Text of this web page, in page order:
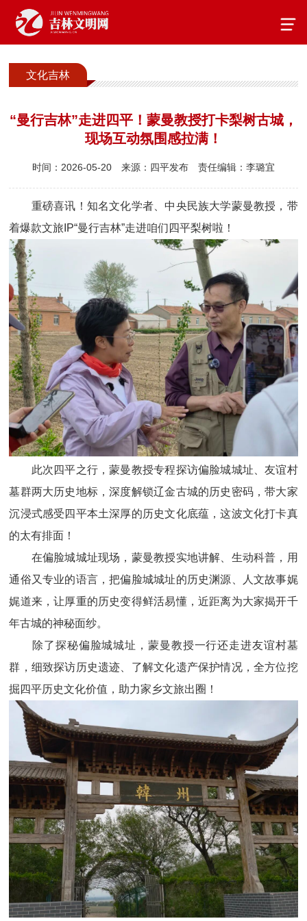
文化吉林
“曼行吉林”走进四平！蒙曼教授打卡梨树古城，
现场互动氛围感拉满！
时间：2026-05-20 来源：四平发布 责任编辑：李璐宜
重磅喜讯！知名文化学者、中央民族大学蒙曼教授，带
着爆款文旅IP“曼行吉林”走进咱们四平梨树啦！
此次四平之行，蒙曼教授专程探访偏脸城城址、友谊村
墓群两大历史地标，深度解锁辽金古城的历史密码，带大家
沉浸式感受四平本土深厚的历史文化底蕴，这波文化打卡真
的太有排面！
在偏脸城城址现场，蒙曼教授实地讲解、生动科普，用
通俗又专业的语言，把偏脸城城址的历史渊源、人文故事娓
娓道来，让厚重的历史变得鲜活易懂，近距离为大家揭开千
年古城的神秘面纱。
除了探秘偏脸城城址，蒙曼教授一行还走进友谊村墓
群，细致探访历史遗迹、了解文化遗产保护情况，全方位挖
掘四平历史文化价值，助力家乡文旅出圈！